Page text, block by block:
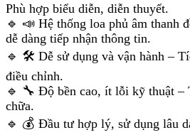
Phù hợp biểu diễn, diễn thuyết.
🔹 📣 Hệ thống loa phủ âm thanh
dễ dàng tiếp nhận thông tin.
🔹 🛠 Dễ sử dụng và vận hành –
điều chỉnh.
🔹 🔧 Độ bền cao, ít lỗi kỹ thuật –
chữa.
🔹 💰 Đầu tư hợp lý, sử dụng lâu